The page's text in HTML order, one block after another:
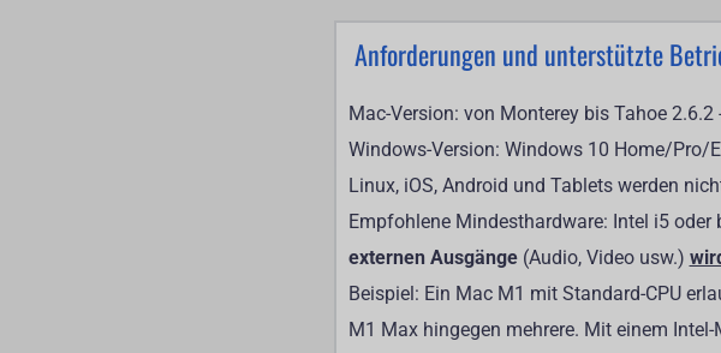
Mac-Version: von Monterey bis Tahoe
Windows-Version: Windows 10 Home/Pro/
Linux, iOS, Android und Tablets werden
Empfohlene Mindesthardware: Intel i5 oder
externen Ausgänge (Audio, Video usw.)
Beispiel: Ein Mac M1 mit Standard-CPU
M1 Max hingegen mehrere. Mit einem